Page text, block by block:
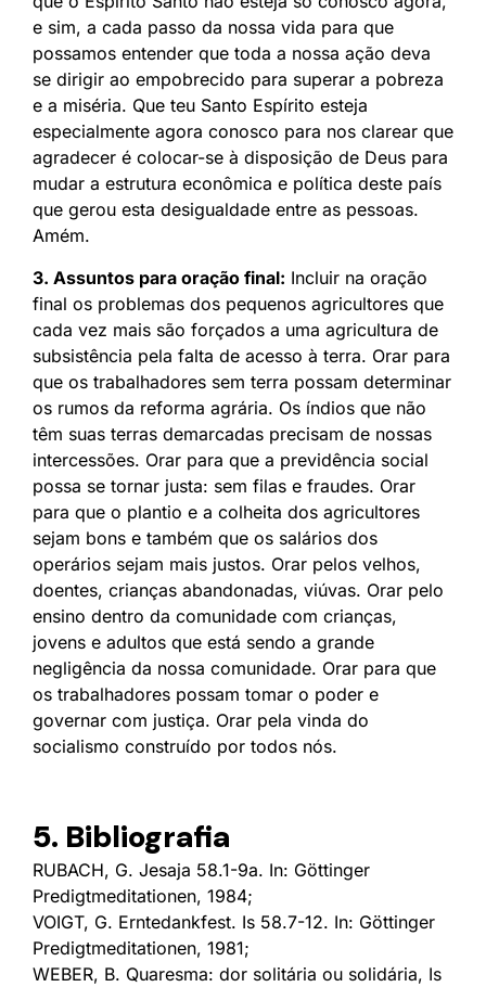
e sim, a cada passo da nossa vida para que
possamos entender que toda a nossa ação deva
se dirigir ao empobrecido para superar a pobreza
e a miséria. Que teu Santo Espírito esteja
especialmente agora conosco para nos clarear que
agradecer é colocar-se à disposição de Deus para
mudar a estrutura econômica e política deste país
que gerou esta desigualdade entre as pessoas.
Amém.
3. Assuntos para oração final: Incluir na oração
final os problemas dos pequenos agricultores que
cada vez mais são forçados a uma agricultura de
subsistência pela falta de acesso à terra. Orar para
que os trabalhadores sem terra possam determinar
os rumos da reforma agrária. Os índios que não
têm suas terras demarcadas precisam de nossas
intercessões. Orar para que a previdência social
possa se tornar justa: sem filas e fraudes. Orar
para que o plantio e a colheita dos agricultores
sejam bons e também que os salários dos
operários sejam mais justos. Orar pelos velhos,
doentes, crianças abandonadas, viúvas. Orar pelo
ensino dentro da comunidade com crianças,
jovens e adultos que está sendo a grande
negligência da nossa comunidade. Orar para que
os trabalhadores possam tomar o poder e
governar com justiça. Orar pela vinda do
socialismo construído por todos nós.
5. Bibliografia
RUBACH, G. Jesaja 58.1-9a. In: Göttinger
Predigtmeditationen, 1984;
VOIGT, G. Erntedankfest. Is 58.7-12. In: Göttinger
Predigtmeditationen, 1981;
WEBER, B. Quaresma: dor solitária ou solidária, Is